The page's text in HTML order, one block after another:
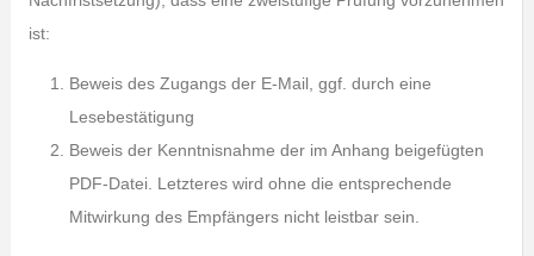
ist:
Beweis des Zugangs der E-Mail, ggf. durch eine
Lesebestätigung
Beweis der Kenntnisnahme der im Anhang beigefügten
PDF-Datei. Letzteres wird ohne die entsprechende
Mitwirkung des Empfängers nicht leistbar sein.